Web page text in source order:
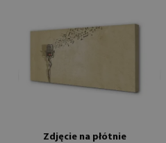
Zdjęcie na płótnie